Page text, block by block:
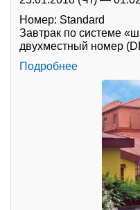
Страны и
Поиск тура
Туры по России
Автобусные туры
Туры на пароме
Номер: Standard
Завтрак по системе
двухместный номер
Подробнее